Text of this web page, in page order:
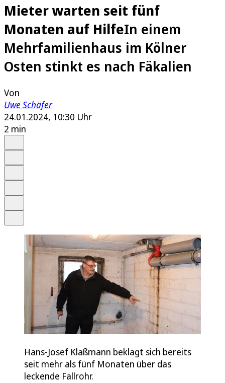
Mieter warten seit fünf
Monaten auf HilfeIn einem
Mehrfamilienhaus im Kölner
Osten stinkt es nach Fäkalien
Von
Uwe Schäfer
24.01.2024, 10:30 Uhr
2 min
Hans-Josef Klaßmann beklagt sich bereits
seit mehr als fünf Monaten über das
leckende Fallrohr.